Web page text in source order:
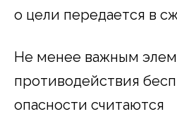
о цели передается в
Не менее важным
противодействия
опасности считаются